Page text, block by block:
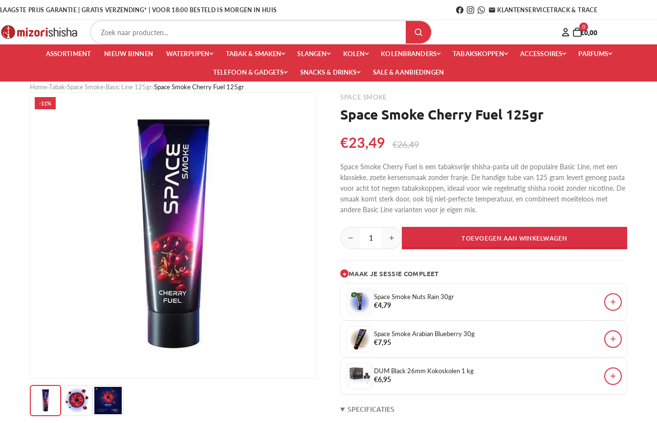
LAAGSTE PRIJS GARANTIE | GRATIS VERZENDING* | VOOR 18:00 BESTELD IS MORGEN IN HUIS KLANTENSERVICETRACK & TRACE
0
€0,00
ASSORTIMENT NIEUW BINNEN WATERPIJPEN TABAK & SMAKEN SLANGEN KOLEN KOLENBRANDERS TABAKSKOPPEN ACCESSOIRES PARFUMS
TELEFOON & GADGETS SNACKS & DRINKS SALE & AANBIEDINGEN
Home›Tabak›Space Smoke›Basic Line 125gr›Space Smoke Cherry Fuel 125gr
-11%
SPACE SMOKE
Space Smoke Cherry Fuel 125gr
€23,49 €26,49
Space Smoke Cherry Fuel is een tabaksvrije shisha-pasta uit de populaire Basic Line, met een
klassieke, zoete kersensmaak zonder franje. De handige tube van 125 gram levert genoeg pasta
voor acht tot negen tabakskoppen, ideaal voor wie regelmatig shisha rookt zonder nicotine. De
smaak komt sterk door, ook bij niet-perfecte temperatuur, en combineert moeiteloos met
andere Basic Line varianten voor je eigen mix.
− + TOEVOEGEN AAN WINKELWAGEN
+ MAAK JE SESSIE COMPLEET
Space Smoke Nuts Rain 30gr
€4,79
+
Space Smoke Arabian Blueberry 30g
€7,95
+
DUM Black 26mm Kokoskolen 1 kg
€6,95
+
SPECIFICATIES